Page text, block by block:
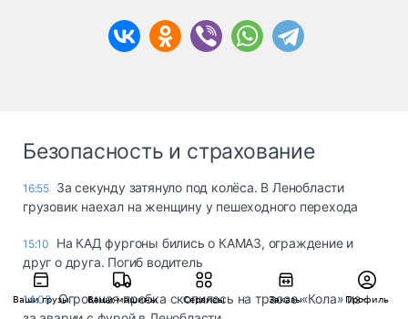
Ваши грузы Ваши машины Сервисы Заказы Профиль
Безопасность и страхование
16:55 За секунду затянуло под колёса. В Ленобласти
грузовик наехал на женщину у пешеходного перехода
15:10
На КАД фургоны бились о КАМАЗ, ограждение и
друг о друга. Погиб водитель
14:08 Огромная пробка скопилась на трассе «Кола» из-